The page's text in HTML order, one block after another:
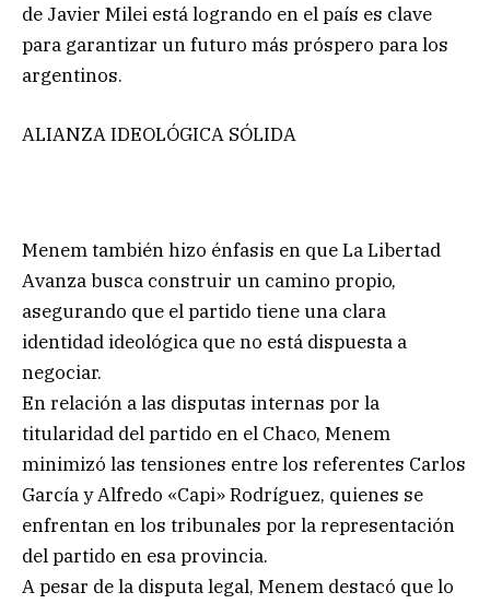
de Javier Milei está logrando en el país es clave
para garantizar un futuro más próspero para los
argentinos.
ALIANZA IDEOLÓGICA SÓLIDA
Menem también hizo énfasis en que La Libertad
Avanza busca construir un camino propio,
asegurando que el partido tiene una clara
identidad ideológica que no está dispuesta a
negociar.
En relación a las disputas internas por la
titularidad del partido en el Chaco, Menem
minimizó las tensiones entre los referentes Carlos
García y Alfredo «Capi» Rodríguez, quienes se
enfrentan en los tribunales por la representación
del partido en esa provincia.
A pesar de la disputa legal, Menem destacó que lo